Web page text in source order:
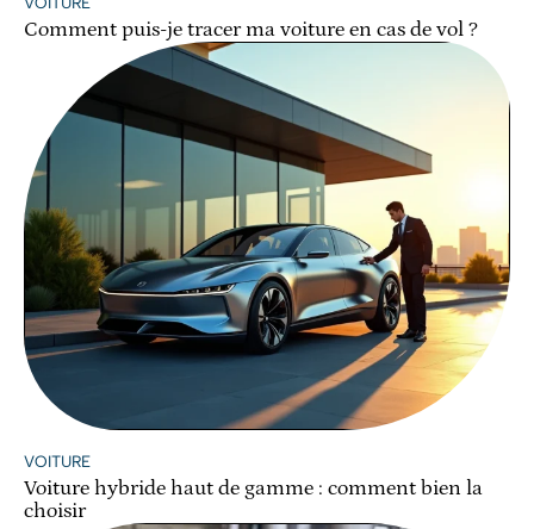
Comment puis-je tracer ma voiture en cas de vol ?
VOITURE
Voiture hybride haut de gamme : comment bien la
choisir